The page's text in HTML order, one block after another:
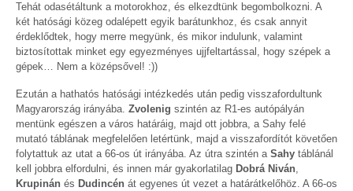
Tehát odasétáltunk a motorokhoz, és elkezdtünk begombolkozni. A
két hatósági közeg odalépett egyik barátunkhoz, és csak annyit
érdeklődtek, hogy merre megyünk, és mikor indulunk, valamint
biztosítottak minket egy egyezményes ujjfeltartással, hogy szépek a
gépek… Nem a középsővel! :))
Ezután a hathatós hatósági intézkedés után pedig visszafordultunk
Magyarország irányába. Zvolenig szintén az R1-es autópályán
mentünk egészen a város határáig, majd ott jobbra, a Sahy felé
mutató táblának megfelelően letértünk, majd a visszafordítót követően
folytattuk az utat a 66-os út irányába. Az útra szintén a Sahy táblánál
kell jobbra elfordulni, és innen már gyakorlatilag Dobrá Niván
Krupinán és Dudincén át egyenes út vezet a határátkelőhöz. A 66-os